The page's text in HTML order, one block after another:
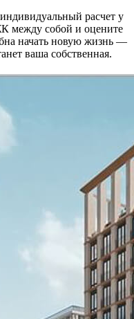
расчет у
между собой и оцените
начать новую жизнь —
ваша собственная.